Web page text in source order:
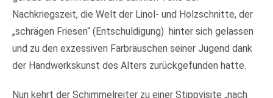
Nachkriegszeit, die Welt der Linol- und Holzschnitte, der
„schrägen Friesen“ (Entschuldigung) hinter sich gelassen
und zu den exzessiven Farbräuschen seiner Jugend dank
der Handwerkskunst des Alters zurückgefunden hatte.
Nun kehrt der Schimmelreiter zu einer Stippvisite „nach